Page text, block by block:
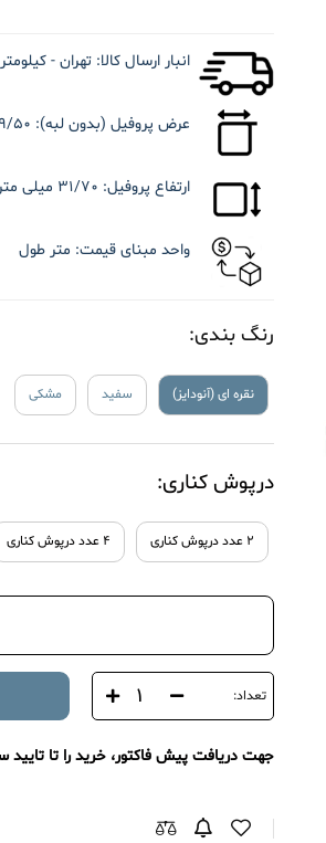
انبار ارسال کالا: تهران - کیلومتر ۲۰ جاده قدیم کرج
عرض پروفیل (بدون لبه):
ارتفاع پروفیل:
واحد مبنای قیمت: متر طول
رنگ بندی:
نقره ای (آنودایز) سفید مشکی
درپوش کناری:
۲ عدد درپوش کناری ۴ عدد درپوش کناری
تعداد:
جهت دریافت پیش فاکتور، خرید را تا تایید